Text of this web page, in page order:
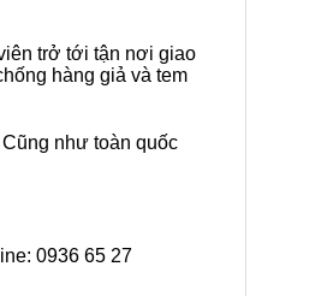
trở tới tận nơi giao
hàng giả và tem
như toàn quốc
0936 65 27